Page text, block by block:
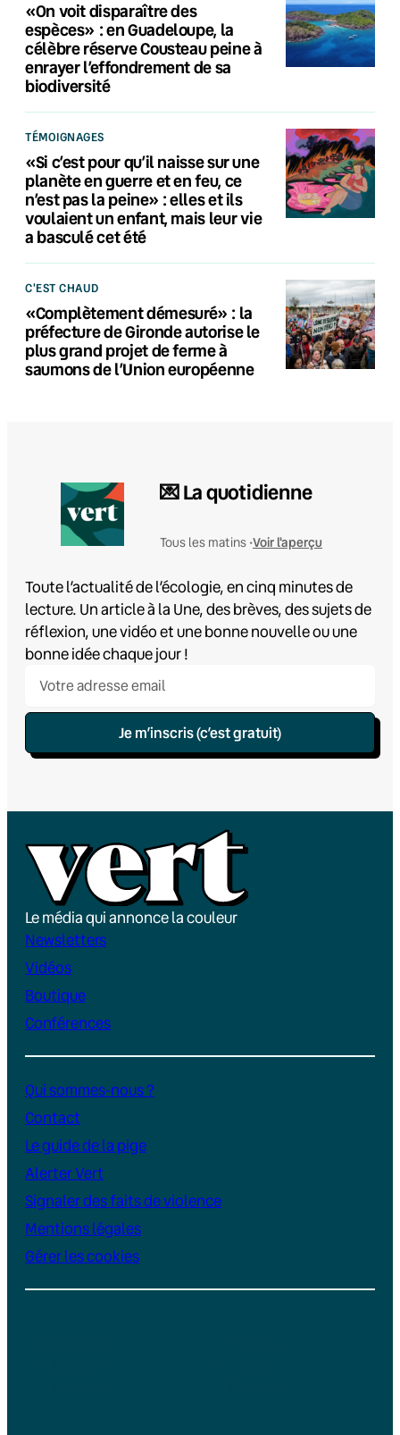
«On voit disparaître des
espèces» : en Guadeloupe, la
célèbre réserve Cousteau peine à
enrayer l’effondrement de sa
biodiversité
TÉMOIGNAGES
«Si c’est pour qu’il naisse sur une
planète en guerre et en feu, ce
n’est pas la peine» : elles et ils
voulaient un enfant, mais leur vie
a basculé cet été
C'EST CHAUD
«Complètement démesuré» : la
préfecture de Gironde autorise le
plus grand projet de ferme à
saumons de l’Union européenne
💌 La quotidienne
Tous les matins •Voir l'aperçu
Toute l’actualité de l’écologie, en cinq minutes de
lecture. Un article à la Une, des brèves, des sujets de
réflexion, une vidéo et une bonne nouvelle ou une
bonne idée chaque jour !
Je m’inscris (c’est gratuit)
Le média qui annonce la couleur
Newsletters
Vidéos
Boutique
Conférences
Qui sommes-nous ?
Contact
Le guide de la pige
Alerter Vert
Signaler des faits de violence
Mentions légales
Gérer les cookies